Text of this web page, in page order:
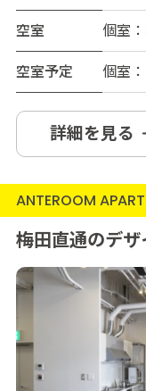
空室
個室
空室予定
個室
詳細を見る
ANTEROOM
梅田直通のデ